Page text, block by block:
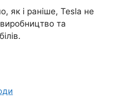
як і раніше, Tesla не
та